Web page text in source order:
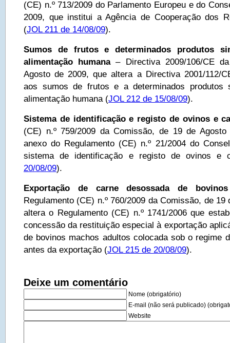
(CE) n.º 713/2009 do Parlamento Europeu e do
2009, que institui a Agência de Cooperação dos
(JOL 211 de 14/08/09).
Sumos de frutos e determinados produtos
alimentação humana– Directiva 2009/106/CE
Agosto de 2009, que altera a Directiva 2001/112/
aos sumos de frutos e a determinados produtos
alimentação humana (JOL 212 de 15/08/09).
Sistema de identificação e registo de ovinos e
(CE) n.º 759/2009 da Comissão, de 19 de
anexo do Regulamento (CE) n.º 21/2004 do
sistema de identificação e registo de ovinos e
20/08/09).
Exportação de carne desossada de
Regulamento (CE) n.º 760/2009 da Comissão, de 19
altera o Regulamento (CE) n.º 1741/2006 que
concessão da restituição especial à exportação
de bovinos machos adultos colocada sob o regime
antes da exportação (JOL 215 de 20/08/09).
Deixe um comentário
Nome (obrigatório)
E-mail (não será publicado)
Website